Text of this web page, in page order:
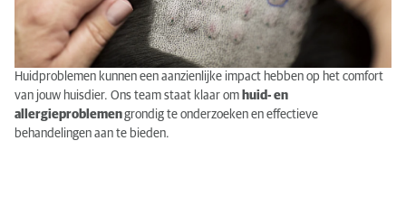
Huidproblemen kunnen een aanzienlijke impact hebben op het comfort
van jouw huisdier. Ons team staat klaar om huid- en
allergieproblemengrondig te onderzoeken en effectieve
behandelingen aan te bieden.